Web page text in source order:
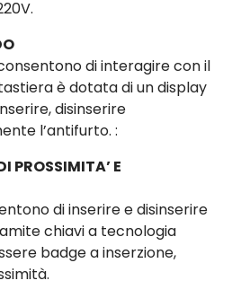
di interagire con il
è dotata di un display
disinserire
l’antifurto. :
PROSSIMITA’ E
di inserire e disinserire
chiavi a tecnologia
badge a inserzione,